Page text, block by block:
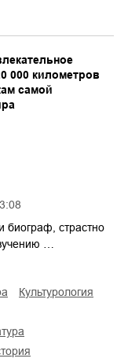
000 километров
самой
биограф, страстно
…
культурология